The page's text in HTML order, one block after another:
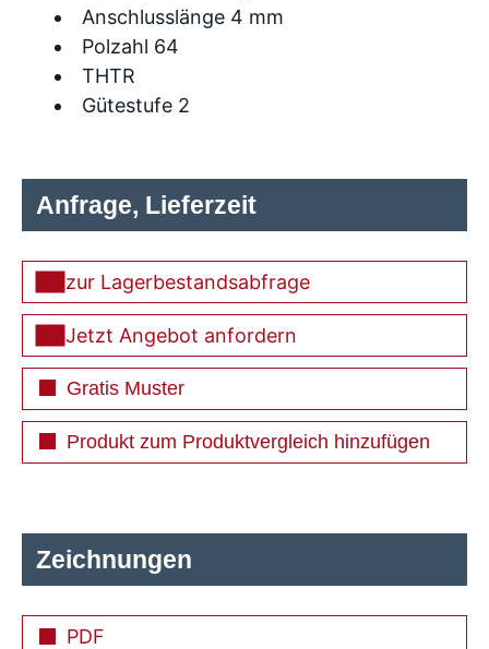
Anschlusslänge 4 mm
Polzahl 64
THTR
Gütestufe 2
Zeichnungen
PDF
Anfrage, Lieferzeit
zur Lagerbestandsabfrage
Jetzt Angebot anfordern
Gratis Muster
Produkt zum Produktvergleich hinzufügen